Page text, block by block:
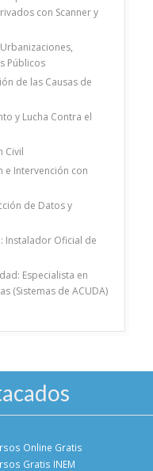
con Scanner y
Públicos
de las Causas de
y Lucha Contra el
Civil
e Intervención con
de Datos y
Instalador Oficial de
Especialista en
(Sistemas de ACUDA)
Online Gratis
Gratis INEM